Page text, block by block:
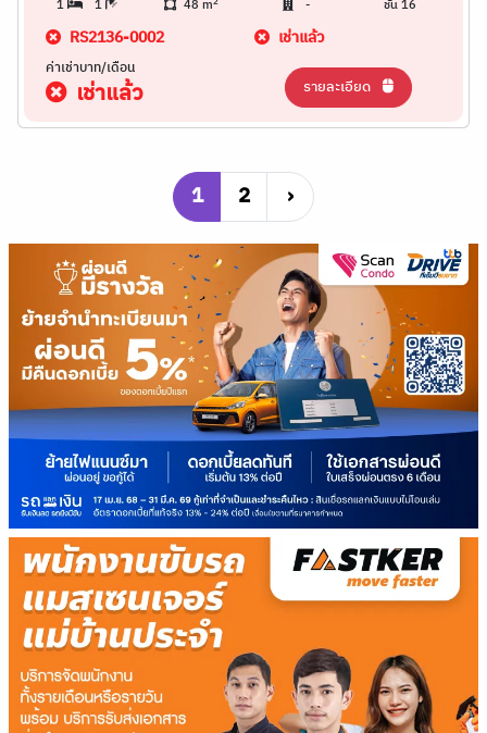
1 1 48 m - ชั้น 16
RS2136-0002 เช่าแล้ว
ค่าเช่าบาท/เดือน
เช่าแล้ว รายละเอียด
1 2 ›